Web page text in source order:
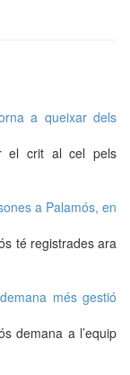
a queixar dels
el crit al cel pels
a Palamós, en
té registrades ara
més gestió
demana a l’equip